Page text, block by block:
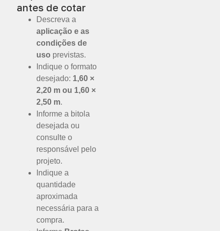
antes de cotar
Descreva a
aplicação e as
condições de
uso previstas.
Indique o formato
desejado: 1,60 ×
2,20 m ou 1,60 ×
2,50 m.
Informe a bitola
desejada ou
consulte o
responsável pelo
projeto.
Indique a
quantidade
aproximada
necessária para a
compra.